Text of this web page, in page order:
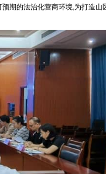
期的法治化营商环境,为打造